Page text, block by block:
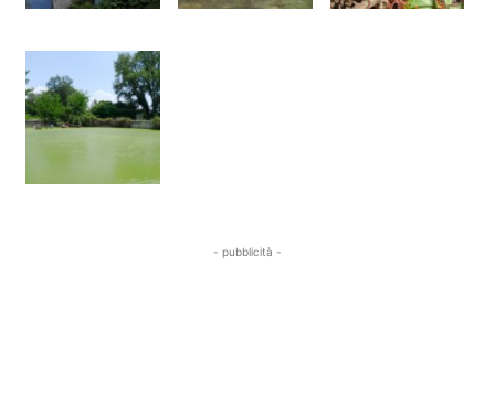
- pubblicità -